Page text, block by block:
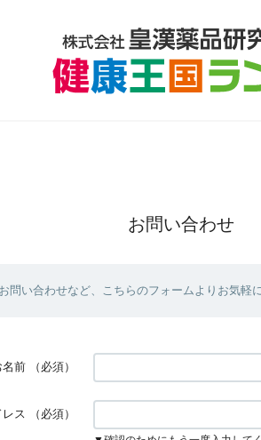
お問い合わせ
問い合わせなど、こちらのフォームよりお気軽
名前 （必須）
レス （必須）